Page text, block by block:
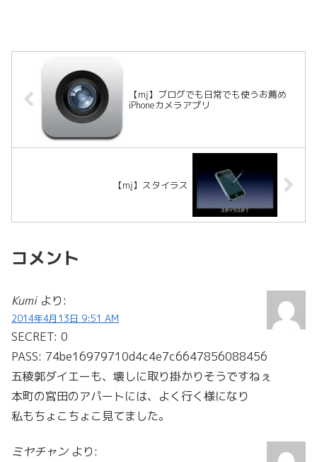
【mį】ブログでも日常でも使うお薦め
iPhoneカメラアプリ
【mį】スタイラス
コメント
Kumi より:
2014年4月13日 9:51 AM
SECRET: 0
PASS: 74be16979710d4c4e7c6647856088456
五稜郭ダイエーも、壊しに取り掛かりそうですねぇ
本町の宮田のアパートには、よく行く様になり
私もちょこちょこ見てました。
ミヤチャン より: